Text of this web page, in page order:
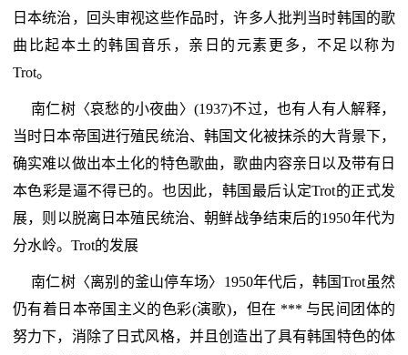
日本统治，回头审视这些作品时，许多人批判当时韩国的歌
曲比起本土的韩国音乐，亲日的元素更多，不足以称为
Trot。
南仁树〈哀愁的小夜曲〉(1937)不过，也有人有人解释，
当时日本帝国进行殖民统治、韩国文化被抹杀的大背景下，
确实难以做出本土化的特色歌曲，歌曲内容亲日以及带有日
本色彩是逼不得已的。也因此，韩国最后认定Trot的正式发
展，则以脱离日本殖民统治、朝鲜战争结束后的1950年代为
分水岭。Trot的发展
南仁树〈离别的釜山停车场〉1950年代后，韩国Trot虽然
仍有着日本帝国主义的色彩(演歌)，但在 *** 与民间团体的
努力下，消除了日式风格，并且创造出了具有韩国特色的体